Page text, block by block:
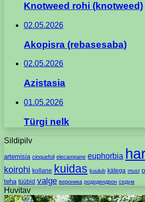
Knotweed rohi (knotweed)
02.05.2026
Akopisra (rebasesaba)
02.05.2026
Azistasia
01.05.2026
Türgi nelk
Sildipilv
artemisia cinquefoil elecampane euphorbia
koirohi kollane kuidas kuulub kätega must
teha tüübid valge вероника рододендрон седум
Huvitav